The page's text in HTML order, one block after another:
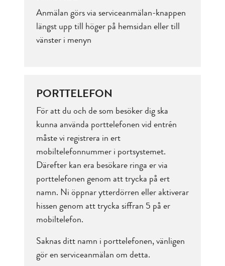
Anmälan görs via serviceanmälan-knappen
längst upp till höger på hemsidan eller till
vänster i menyn
PORTTELEFON
För att du och de som besöker dig ska
kunna använda porttelefonen vid entrén
måste vi registrera in ert
mobiltelefonnummer i portsystemet.
Därefter kan era besökare ringa er via
porttelefonen genom att trycka på ert
namn. Ni öppnar ytterdörren eller aktiverar
hissen genom att trycka siffran 5 på er
mobiltelefon.
Saknas ditt namn i porttelefonen, vänligen
gör en serviceanmälan om detta.